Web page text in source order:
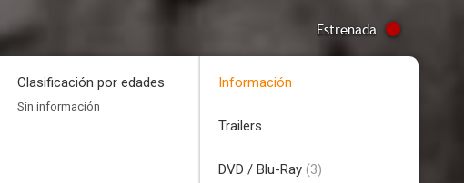
Estrenada
Clasificación por edades
Sin información
Información
Trailers
DVD / Blu-Ray (3)